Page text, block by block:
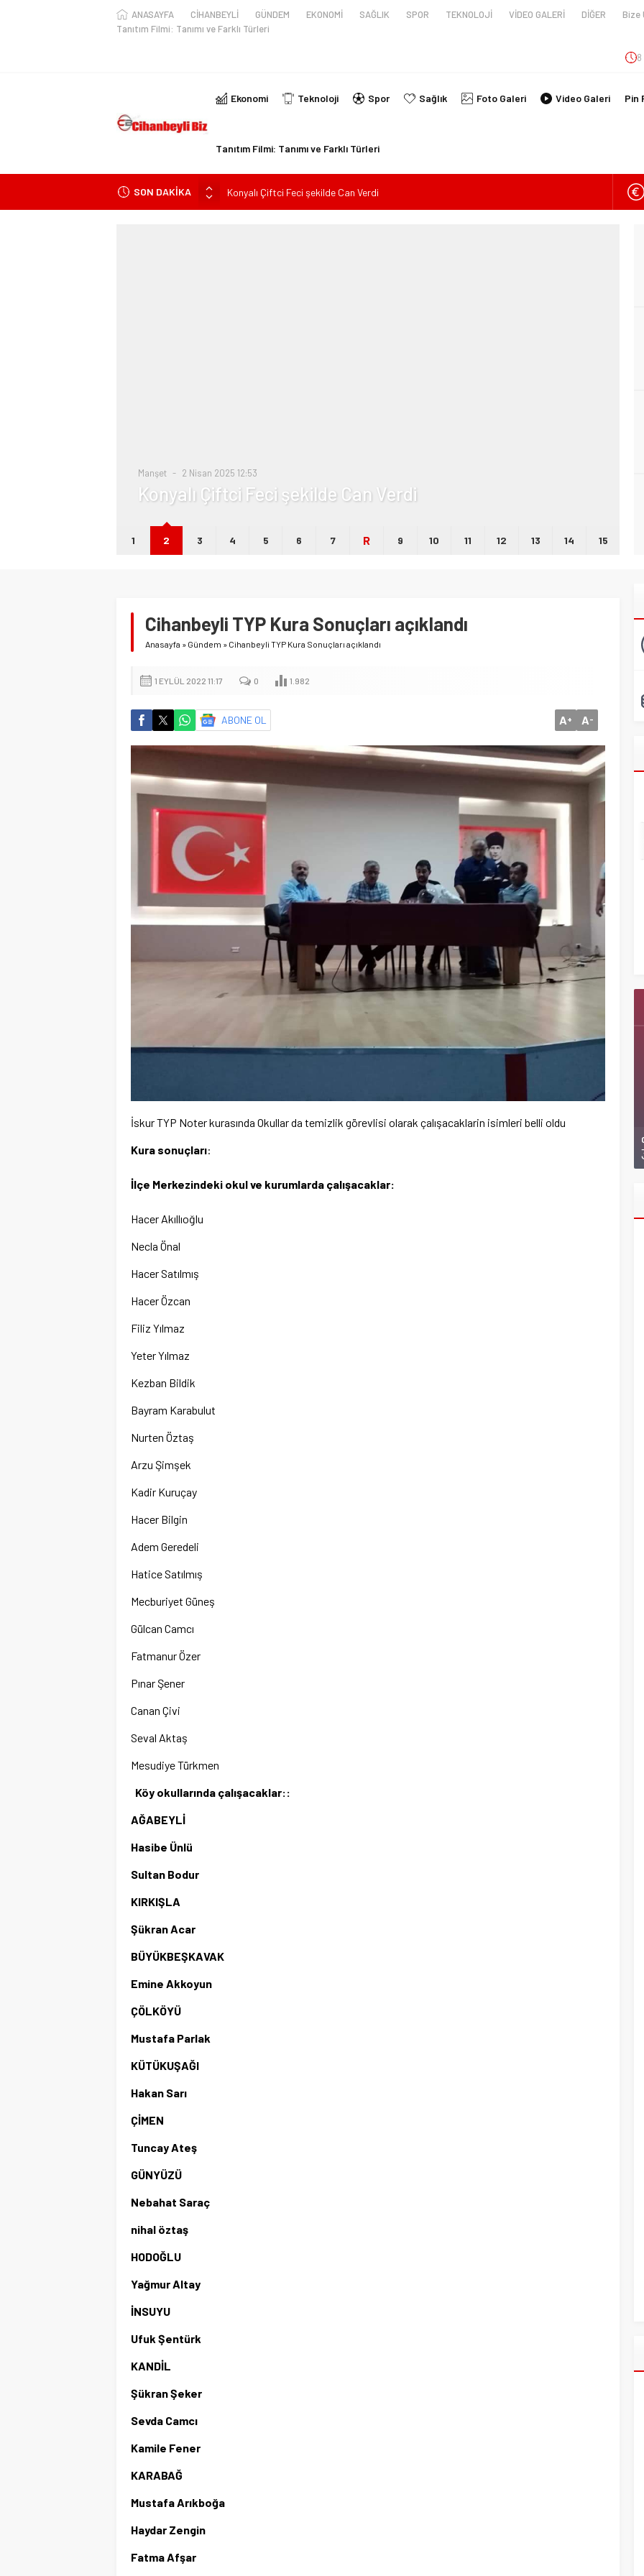
ANASAYFA CİHANBEYLİ GÜNDEM EKONOMİ SAĞLIK SPOR TEKNOLOJİ VİDEO GALERİ DİĞER Bize
Tanıtım Filmi: Tanımı ve Farklı Türleri
8
Ekonomi Teknoloji Spor Sağlık Foto Galeri Video Galeri Pin
Tanıtım Filmi: Tanımı ve Farklı Türleri
SON DAKİKA
Konyalı Çiftci Feci şekilde Can Verdi
Konya’da araçta oksijen tüpünün patlaması sonucu hayatını kaybeden biri bebek 2 kişi
Manşet 2 Nisan 2025 12:53
Konyalı Çiftci Feci şekilde Can Verdi
1 2 3 4 5 6 7 R 9 10 11 12 13 14 15
Cihanbeyli TYP Kura Sonuçları açıklandı
Anasayfa » Gündem » Cihanbeyli TYP Kura Sonuçları açıklandı
1 EYLÜL 2022 11:17 0 1.982
ABONE OL A+ A-
İskur TYP Noter kurasında Okullar da temizlik görevlisi olarak çalışacaklarin isimleri belli oldu
Kura sonuçları:
İlçe Merkezindeki okul ve kurumlarda çalışacaklar:
Hacer Akıllıoğlu
Necla Önal
Hacer Satılmış
Hacer Özcan
Filiz Yılmaz
Yeter Yılmaz
Kezban Bildik
Bayram Karabulut
Nurten Öztaş
Arzu Şimşek
Kadir Kuruçay
Hacer Bilgin
Adem Geredeli
Hatice Satılmış
Mecburiyet Güneş
Gülcan Camcı
Fatmanur Özer
Pınar Şener
Canan Çivi
Seval Aktaş
Mesudiye Türkmen
Köy okullarında çalışacaklar::
AĞABEYLİ
Hasibe Ünlü
Sultan Bodur
KIRKIŞLA
Şükran Acar
BÜYÜKBEŞKAVAK
Emine Akkoyun
ÇÖLKÖYÜ
Mustafa Parlak
KÜTÜKUŞAĞI
Hakan Sarı
ÇİMEN
Tuncay Ateş
GÜNYÜZÜ
Nebahat Saraç
nihal öztaş
HODOĞLU
Yağmur Altay
İNSUYU
Ufuk Şentürk
KANDİL
Şükran Şeker
Sevda Camcı
Kamile Fener
KARABAĞ
Mustafa Arıkboğa
Haydar Zengin
Fatma Afşar
Başkan Adayı Kemal Tekin Sahada
Ziyaretlerini Yoğunlaştırdı